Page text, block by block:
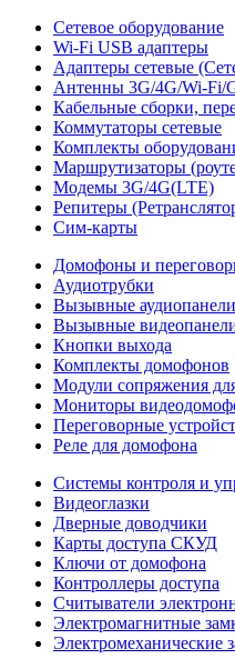
Сетевое оборудование
Wi-Fi USB адаптеры
Адаптеры сетевые
Антенны 3G/4G/Wi-Fi/
Кабельные сборки,
Коммутаторы сетевые
Комплекты
Маршрутизаторы
Модемы 3G/4G(LTE)
Репитеры
Сим-карты
Домофоны и
Аудиотрубки
Вызывные аудиопанели
Вызывные
Кнопки выхода
Комплекты домофонов
Модули сопряжения
Мониторы
Переговорные
Реле для домофона
Системы контроля и
Видеоглазки
Дверные доводчики
Карты доступа СКУД
Ключи от домофона
Контроллеры доступа
Считыватели
Электромагнитные
Электромеханические